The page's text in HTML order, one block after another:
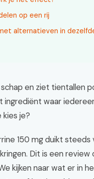
op een rij
alternatieven in
en ziet tientallen
ingrediënt waar
je?
150 mg duikt steeds
Dit is een review
kijken naar wat er in